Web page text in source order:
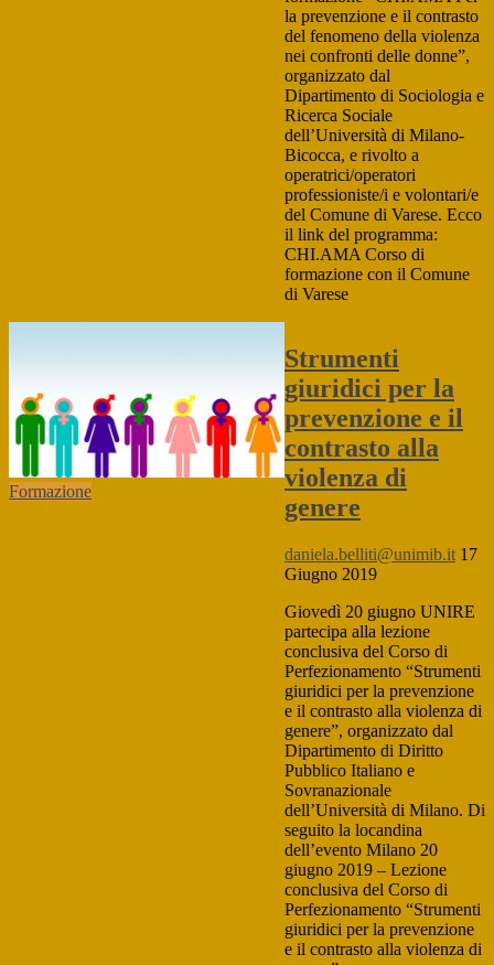
la prevenzione e il contrasto
del fenomeno della violenza
nei confronti delle donne”,
organizzato dal
Dipartimento di Sociologia e
Ricerca Sociale
dell’Università di Milano-
Bicocca, e rivolto a
operatrici/operatori
professioniste/i e volontari/e
del Comune di Varese. Ecco
il link del programma:
CHI.AMA Corso di
formazione con il Comune
di Varese
Formazione
Strumenti
giuridici per la
prevenzione e il
contrasto alla
violenza di
genere
daniela.belliti@unimib.it 17
Giugno 2019
Giovedì 20 giugno UNIRE
partecipa alla lezione
conclusiva del Corso di
Perfezionamento “Strumenti
giuridici per la prevenzione
e il contrasto alla violenza di
genere”, organizzato dal
Dipartimento di Diritto
Pubblico Italiano e
Sovranazionale
dell’Università di Milano. Di
seguito la locandina
dell’evento Milano 20
giugno 2019 – Lezione
conclusiva del Corso di
Perfezionamento “Strumenti
giuridici per la prevenzione
e il contrasto alla violenza di